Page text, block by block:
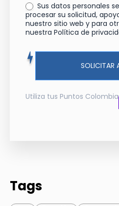
Sus datos personales
procesar su solicitud,
nuestro sitio web y para
nuestra Política de
Utiliza tus Puntos Colombia
SOLICITAR
Tags